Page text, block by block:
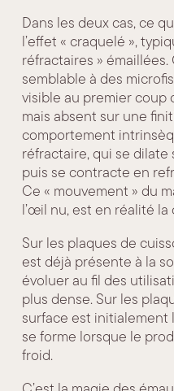
Dans les deux cas, ce
l’effet « craquelé »,
réfractaires »
semblable à des
visible au premier coup
mais absent sur une
comportement
réfractaire, qui se dilate
puis se contracte en
Ce « mouvement » du
l’œil nu, est en réalité
Sur les plaques de
est déjà présente à la
évoluer au fil des
plus dense. Sur les
surface est initialement
se forme lorsque le
froid.